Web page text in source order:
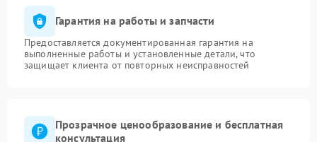
Гарантия на работы и запчасти
Предоставляется документированная гарантия на
выполненные работы и установленные детали, что
защищает клиента от повторных неисправностей
Прозрачное ценообразование и бесплатная
консультация